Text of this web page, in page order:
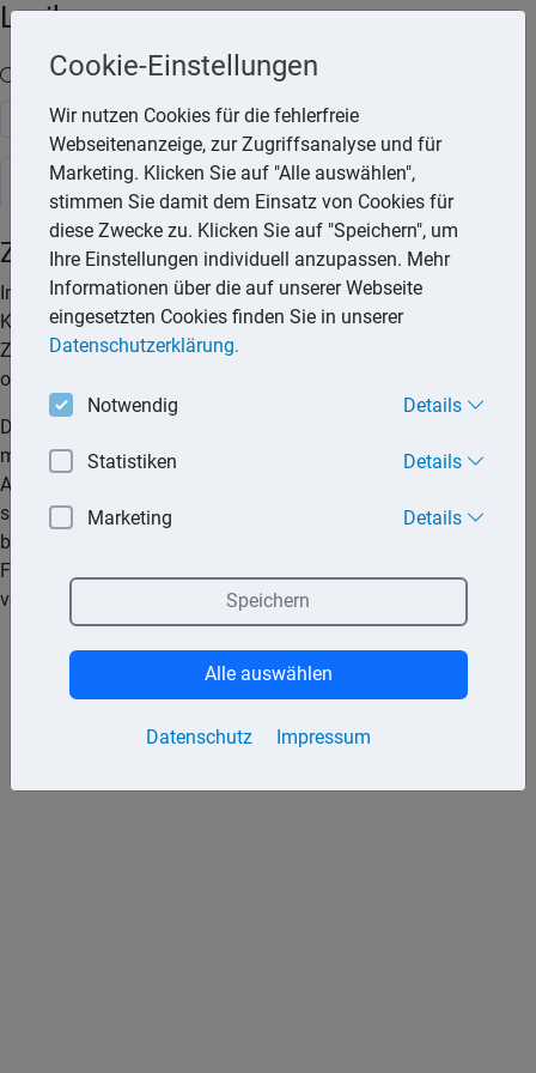
Lexika
Volltext-Suche in den Lexika
Suchen
Rechtslexikon
Zahnimplantat
Implantate sind künstliche Zahnwurzeln, die im
Kieferknochen verankert werden. Auf dem Implantat kann der
Zahnarzt später einen Zahnersatz aufsetzen, etwa eine Krone
oder eine Brücke.
Die Kosten für ein Zahnimplantat und die Implantatoperation
muss der Versicherte regelmäßig selbst tragen. Nur in
Ausnahmefällen, wenn schwerste Kieferdefekte vorhanden
sind und herkömmlicher Zahnersatz nicht möglich ist,
beteiligt sich die Kasse an den Kosten mit einem
Festzuschuss. Wie hoch dieser ausfällt, hängt grundsätzlich
vom Befund des Zahnarztes ab.
Cookie-Einstellungen
Wir nutzen Cookies für die fehlerfreie
Webseitenanzeige, zur Zugriffsanalyse und für
Marketing. Klicken Sie auf "Alle auswählen",
stimmen Sie damit dem Einsatz von Cookies für
diese Zwecke zu. Klicken Sie auf "Speichern", um
Ihre Einstellungen individuell anzupassen. Mehr
Informationen über die auf unserer Webseite
eingesetzten Cookies finden Sie in unserer
Datenschutzerklärung.
Notwendig Details
Statistiken Details
Marketing Details
Datenschutz Impressum
Speichern
Alle auswählen